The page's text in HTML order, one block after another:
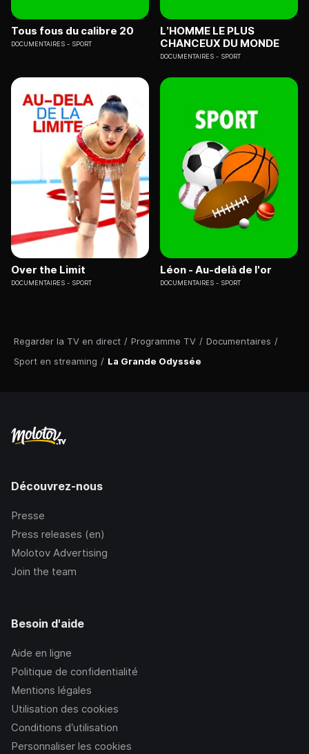
Regarder la TV en direct / Programme TV / Documentaires /
Sport en streaming / La Grande Odyssée
Tous fous du calibre 20
DOCUMENTAIRES SPORT
L’HOMME LE PLUS
CHANCEUX DU MONDE
DOCUMENTAIRES SPORT
Over the Limit
DOCUMENTAIRES SPORT
Léon - Au-delà de l'or
DOCUMENTAIRES SPORT
Découvrez-nous
Presse
Press releases (en)
Molotov Advertising
Join the team
Besoin d'aide
Aide en ligne
Politique de confidentialité
Mentions légales
Utilisation des cookies
Conditions d’utilisation
Personnaliser les cookies